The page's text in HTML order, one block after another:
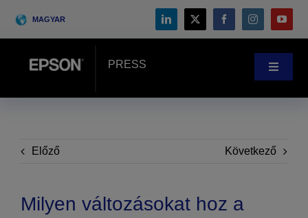
MAGYAR
PRESS
Toggle
Vásárlói történetek
Előző Következő
Milyen változásokat hoz a